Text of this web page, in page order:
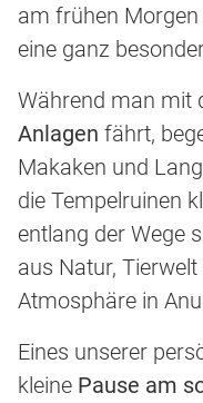
am frühen
eine ganz
Während man mit
Anlagen fährt,
Makaken und
die Tempelruinen
entlang der Wege
aus Natur,
Atmosphäre in
Eines unserer
kleine Pause am